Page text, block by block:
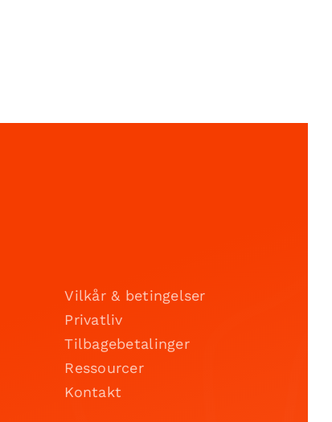
Vilkår & betingelser
Privatliv
Tilbagebetalinger
Ressourcer
Kontakt